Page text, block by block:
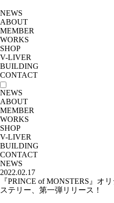
NEWS
ABOUT
MEMBER
WORKS
SHOP
V-LIVER
BUILDING
CONTACT
NEWS
ABOUT
MEMBER
WORKS
SHOP
V-LIVER
BUILDING
CONTACT
NEWS
2022.02.17
『PRINCE of MONSTERS』オ
ステリー、第一弾リリース！